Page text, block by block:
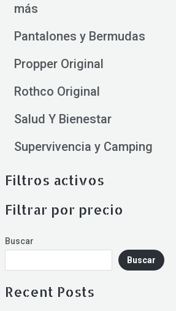
más
Pantalones y Bermudas
Propper Original
Rothco Original
Salud Y Bienestar
Supervivencia y Camping
Filtros activos
Filtrar por precio
Buscar
Buscar
Recent Posts